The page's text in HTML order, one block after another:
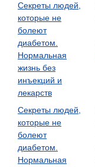
Секреты людей,
которые не
болеют
диабетом.
Нормальная
жизнь без
инъекций и
лекарств
Секреты людей,
которые не
болеют
диабетом.
Нормальная